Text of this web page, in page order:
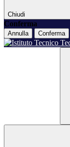
Chiudi
Conferma
Annulla Conferma